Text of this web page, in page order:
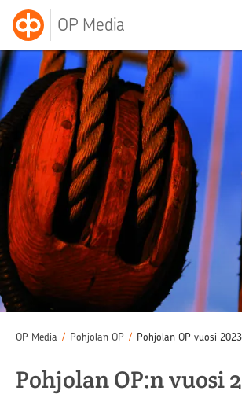
OP Media
OP Media / Pohjolan OP / Pohjolan OP vuosi 2023
Pohjolan OP:n vuosi